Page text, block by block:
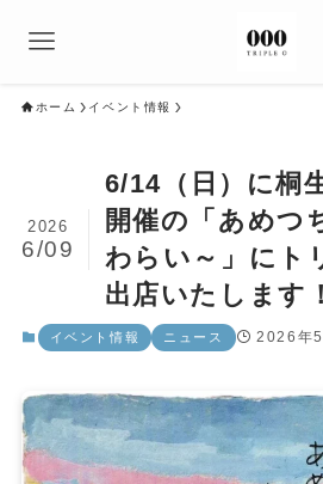
ホーム イベント情報
6/14（日）に桐
開催の「あめつ
わらい～」にト
出店いたします！
2026
6/09
イベント情報 ニュース 2026年